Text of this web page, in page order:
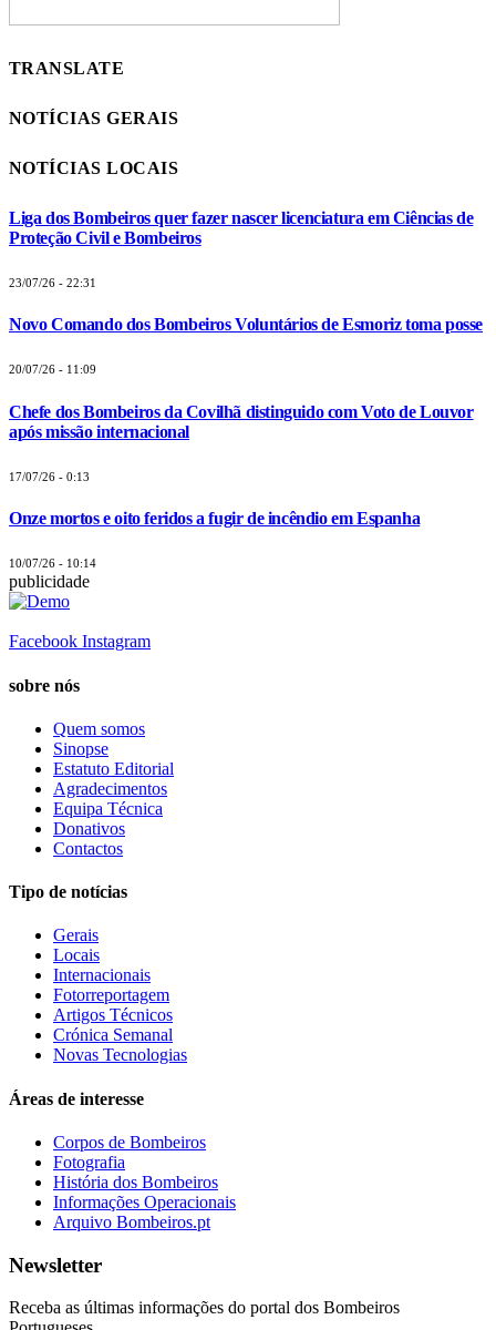
TRANSLATE
NOTÍCIAS GERAIS
NOTÍCIAS LOCAIS
Liga dos Bombeiros quer fazer nascer licenciatura em Ciências de
Proteção Civil e Bombeiros
23/07/26 - 22:31
Novo Comando dos Bombeiros Voluntários de Esmoriz toma posse
20/07/26 - 11:09
Chefe dos Bombeiros da Covilhã distinguido com Voto de Louvor
após missão internacional
17/07/26 - 0:13
Onze mortos e oito feridos a fugir de incêndio em Espanha
10/07/26 - 10:14
publicidade
Facebook Instagram
sobre nós
Quem somos
Sinopse
Estatuto Editorial
Agradecimentos
Equipa Técnica
Donativos
Contactos
Tipo de notícias
Gerais
Locais
Internacionais
Fotorreportagem
Artigos Técnicos
Crónica Semanal
Novas Tecnologias
Áreas de interesse
Corpos de Bombeiros
Fotografia
História dos Bombeiros
Informações Operacionais
Arquivo Bombeiros.pt
Newsletter
Receba as últimas informações do portal dos Bombeiros